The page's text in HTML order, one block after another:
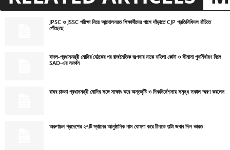
JPSC ও JSSC পরীক্ষা নিয়ে আন্দোলনরত শিক্ষার্থীদের পাশে দাঁড়াতে CJP প্রতিনিধিদল রাঁচিতে
পৌঁছেছে
বাদল-প্রধানমন্ত্রী মোদির বৈঠকের পর রাজনৈতিক জল্পনার মাঝে মহিলা কোটা ও সীমানা পুনর্নির্ধারণ বিলে
SAD-এর সমর্থন
রাঘব চাড্ডা প্রধানমন্ত্রী মোদির সঙ্গে সাক্ষাৎ করে অন্তর্দৃষ্টি ও দিকনির্দেশনায় সমৃদ্ধ সকাল স্মরণ করলেন
অরুণাচল প্রদেশের ২৭টি স্থানের আনুষ্ঠানিক নাম ঘোষণা করে চীনকে পাল্টা জবাব দিল ভারত